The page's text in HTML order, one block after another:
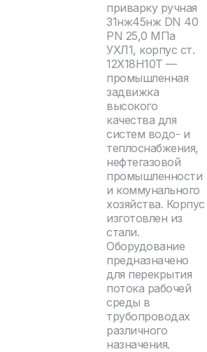
приварку ручная
31нж45нж DN 40
PN 25,0 МПа
УХЛ1, корпус ст.
12Х18Н10Т —
промышленная
задвижка
высокого
качества для
систем водо- и
теплоснабжения,
нефтегазовой
промышленности
и коммунального
хозяйства. Корпус
изготовлен из
стали.
Оборудование
предназначено
для перекрытия
потока рабочей
среды в
трубопроводах
различного
назначения.